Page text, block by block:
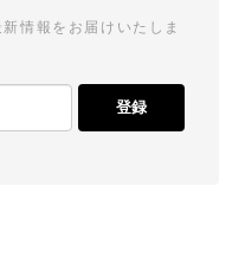
情報をお届けいたしま
登録